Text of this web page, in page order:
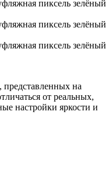
на
от реальных,
настройки яркости и